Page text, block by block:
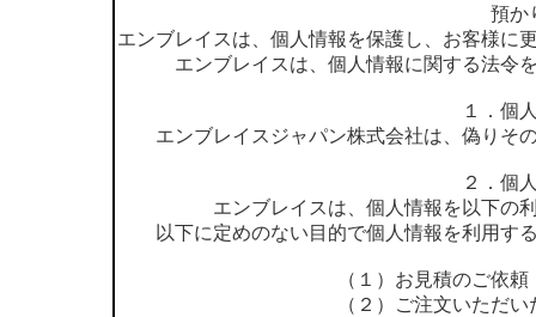
預か
エンブレイスは、個人情報を保護し、お客様に
エンブレイスは、個人情報に関する法令
１．個
エンブレイスジャパン株式会社は、偽りそ
２．個
エンブレイスは、個人情報を以下の
以下に定めのない目的で個人情報を利用す
（１）お見積のご依
（２）ご注